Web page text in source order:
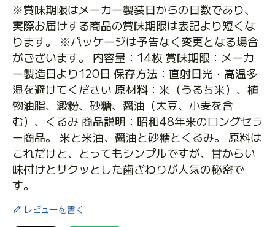
※賞味期限はメーカー製装日からの日数であり、
実際お届けする商品の賞味期限は表記より短くな
ります。 ※パッケージは予告なく変更となる場合
がございます。 内容量：14枚 賞味期限：メーカ
ー製造日より120日 保存方法：直射日光・高温多
湿を避けてください 原材料：米（うるち米）、植
物油脂、澱粉、砂糖、醤油（大豆、小麦を含
む）、くるみ 商品説明：昭和48年来のロングセラ
ー商品。 米と米油、醤油と砂糖とくるみ。 原料は
これだけと、とってもシンプルですが、甘からい
味付けとサクッとした歯ざわりが人気の秘密で
す。
レビューを書く